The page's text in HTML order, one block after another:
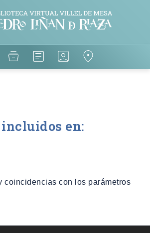
en:
coincidencias con los parámetros